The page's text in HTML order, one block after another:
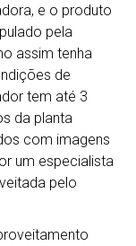
e o produto
pela
assim tenha
de
tem até 3
da planta
com imagens
um especialista
pelo